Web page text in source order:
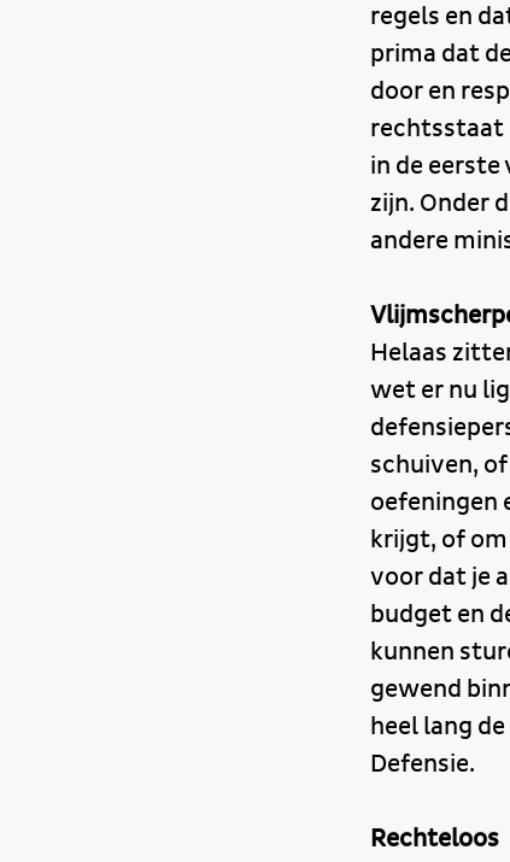
regels en
prima dat
door en
rechtsstaat
in de eerste
zijn. Onder
andere
Helaas
wet er nu
schuiven,
oefeningen
krijgt, of om
voor dat je
budget en
kunnen
gewend
heel lang
Defensie.
Rechteloos